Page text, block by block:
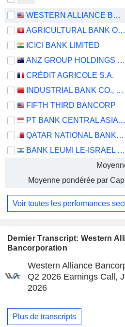
Dernier Transcript: Western
Bancorporation
Western Alliance
Q2 2026 Earnings Call,
2026
Plus de transcripts
WESTERN ALLIANCE BANCORPORATION
AGRICULTURAL BANK OF CHINA LIMITED
ICICI BANK LIMITED
ANZ GROUP HOLDINGS LIMITED
CRÉDIT AGRICOLE S.A.
INDUSTRIAL BANK CO., LTD.
FIFTH THIRD BANCORP
PT BANK CENTRAL ASIA TBK
QATAR NATIONAL BANK (Q.P.S.C.)
BANK LEUMI LE-ISRAEL B.M.
Moyenne pondérée par
Voir toutes les performances